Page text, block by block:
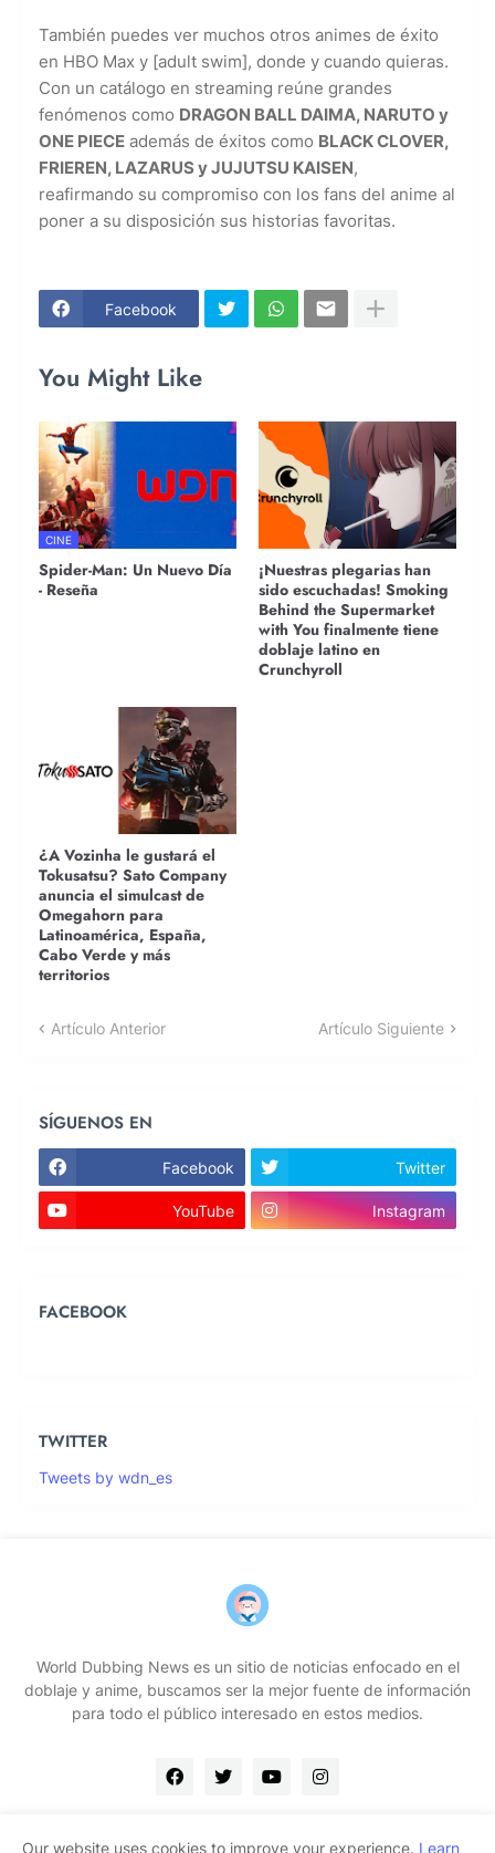
También puedes ver muchos otros animes de éxito
en HBO Max y [adult swim], donde y cuando quieras.
Con un catálogo en streaming reúne grandes
fenómenos como DRAGON BALL DAIMA, NARUTO y
ONE PIECE además de éxitos como BLACK CLOVER,
FRIEREN, LAZARUS y JUJUTSU KAISEN,
reafirmando su compromiso con los fans del anime al
poner a su disposición sus historias favoritas.
Facebook
You Might Like
CINE
Spider-Man: Un Nuevo Día
- Reseña
¡Nuestras plegarias han
sido escuchadas! Smoking
Behind the Supermarket
with You finalmente tiene
doblaje latino en
Crunchyroll
¿A Vozinha le gustará el
Tokusatsu? Sato Company
anuncia el simulcast de
Omegahorn para
Latinoamérica, España,
Cabo Verde y más
territorios
Artículo Anterior Artículo Siguiente
SÍGUENOS EN
Facebook Twitter
YouTube Instagram
FACEBOOK
TWITTER
Tweets by wdn_es
World Dubbing News es un sitio de noticias enfocado en el
doblaje y anime, buscamos ser la mejor fuente de información
para todo el público interesado en estos medios.
Our website uses cookies to improve your experience. Learn